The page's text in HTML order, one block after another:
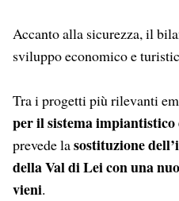
Accanto alla sicurezza, il
sviluppo economico e
Tra i progetti più rilevanti
per il sistema impiantistico
prevede lasostituzione
della Val di Lei con una
vieni.